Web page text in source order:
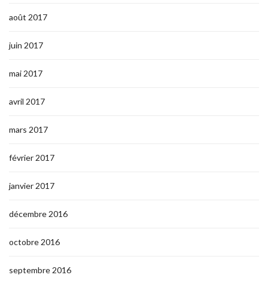
août 2017
juin 2017
mai 2017
avril 2017
mars 2017
février 2017
janvier 2017
décembre 2016
octobre 2016
septembre 2016